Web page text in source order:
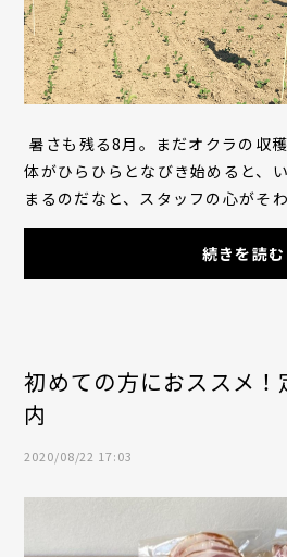
暑さも残る8月。まだオクラの収
体がひらひらとなびき始めると、
まるのだなと、スタッフの心がそ
ッフの間で畝間アートと呼ばれる
続きを読む
初めての方におススメ！
内
2020/08/22 17:03